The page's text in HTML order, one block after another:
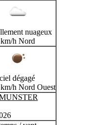
nuageux
h Nord
ciel dégagé
h Nord Ouest